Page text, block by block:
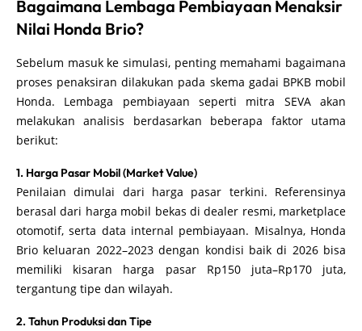
Bagaimana Lembaga Pembiayaan Menaksir
Nilai Honda Brio?
Sebelum masuk ke simulasi, penting memahami bagaimana
proses penaksiran dilakukan pada skema gadai BPKB mobil
Honda. Lembaga pembiayaan seperti mitra SEVA akan
melakukan analisis berdasarkan beberapa faktor utama
berikut:
1. Harga Pasar Mobil (Market Value)
Penilaian dimulai dari harga pasar terkini. Referensinya
berasal dari harga mobil bekas di dealer resmi, marketplace
otomotif, serta data internal pembiayaan. Misalnya, Honda
Brio keluaran 2022–2023 dengan kondisi baik di 2026 bisa
memiliki kisaran harga pasar Rp150 juta–Rp170 juta,
tergantung tipe dan wilayah.
2. Tahun Produksi dan Tipe